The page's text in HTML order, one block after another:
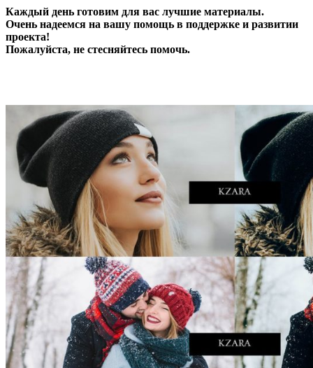
Каждый день готовим для вас лучшие материалы.
Очень надеемся на вашу помощь в поддержке и развитии
проекта!
Пожалуйста, не стесняйтесь помочь.